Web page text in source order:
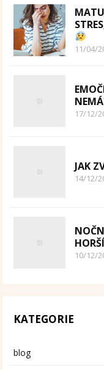
11/04/
17/12/
JAK
14/12/
10/12/
KATEGORIE
blog